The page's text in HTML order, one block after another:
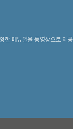
한 메뉴얼을 동영상으로 제